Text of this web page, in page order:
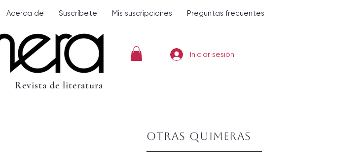
Acerca de Suscríbete Mis suscripciones Preguntas frecuentes
Iniciar sesión
Revista de literatura
Otras quimeras